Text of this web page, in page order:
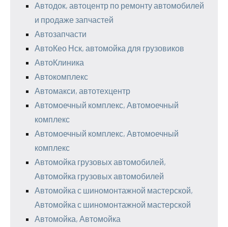
Автодок, автоцентр по ремонту автомобилей
и продаже запчастей
Автозапчасти
АвтоКео Нск, автомойка для грузовиков
АвтоКлиника
Автокомплекс
Автомакси, автотехцентр
Автомоечный комплекс, Автомоечный
комплекс
Автомоечный комплекс, Автомоечный
комплекс
Автомойка грузовых автомобилей,
Автомойка грузовых автомобилей
Автомойка с шиномонтажной мастерской,
Автомойка с шиномонтажной мастерской
Автомойка, Автомойка